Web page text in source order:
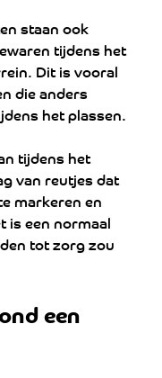
staan ook
tijdens het
Dit is vooral
die anders
het plassen.
tijdens het
van reutjes dat
markeren en
is een normaal
tot zorg zou
een